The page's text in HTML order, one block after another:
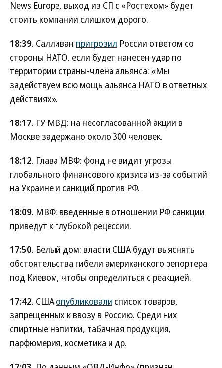
News Europe, выход из СП с «Ростехом» будет
стоить компании слишком дорого.
18:39. Салливан пригрозил России ответом со
стороны НАТО, если будет нанесен удар по
территории страны-члена альянса: «Мы
задействуем всю мощь альянса НАТО в ответных
действиях».
18:17. ГУ МВД: на несогласованной акции в
Москве задержано около 300 человек.
18:12. Глава МВФ: фонд не видит угрозы
глобального финансового кризиса из-за событий
на Украине и санкций против РФ.
18:09. МВФ: введенные в отношении РФ санкции
приведут к глубокой рецессии.
17:50. Белый дом: власти США будут выяснять
обстоятельства гибели американского репортера
под Киевом, чтобы определиться с реакцией.
17:42. США опубликовали список товаров,
запрещенных к ввозу в Россию. Среди них
спиртные напитки, табачная продукция,
парфюмерия, косметика и др.